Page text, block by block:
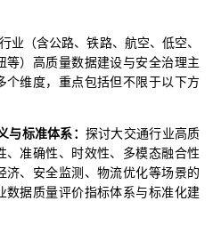
（含公路、铁路、航空、低空、
）高质量数据建设与安全治理主
维度，重点包括但不限于以下方
与标准体系： 探讨大交通行业高质
准确性、时效性、多模态融合性
、安全监测、物流优化等场景的
据质量评价指标体系与标准化建